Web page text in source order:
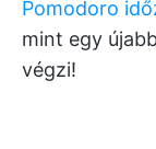
Pomodoro
mint egy
végzi!